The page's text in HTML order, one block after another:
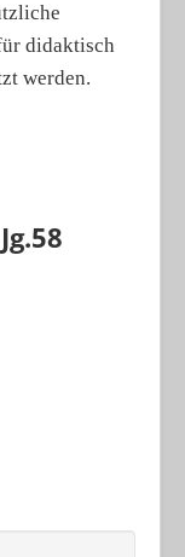
didaktisch
werden.